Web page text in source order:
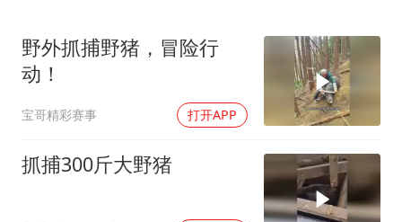
BLG经理辟谣Bin离队
云南一男子胃中取出180颗铁钉
野外抓捕野猪，冒险行
动！
宝哥精彩赛事 打开APP
抓捕300斤大野猪